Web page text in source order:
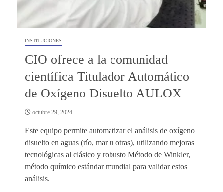
INSTITUCIONES
CIO ofrece a la comunidad
científica Titulador Automático
de Oxígeno Disuelto AULOX
octubre 29, 2024
Este equipo permite automatizar el análisis de oxígeno
disuelto en aguas (río, mar u otras), utilizando mejoras
tecnológicas al clásico y robusto Método de Winkler,
método químico estándar mundial para validar estos
análisis.